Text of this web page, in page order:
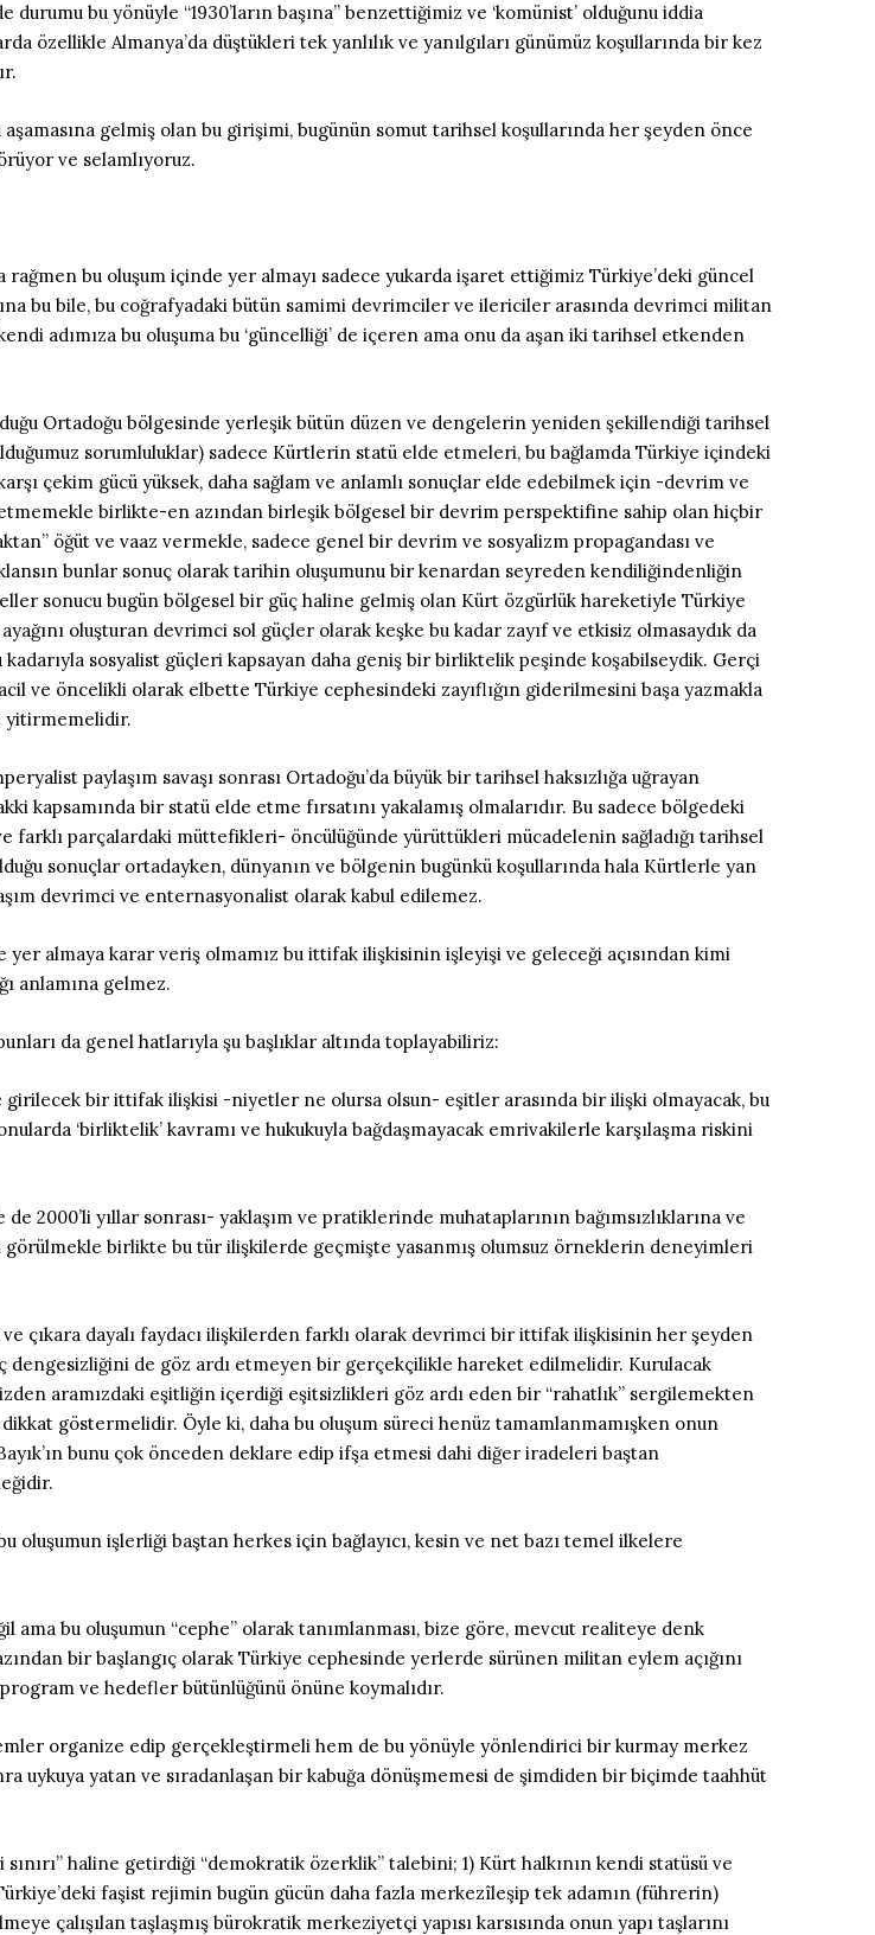
bu yönüyle “1930’ların başına” benzettiğimiz ve ‘komünist’ olduğunu iddia
özellikle Almanya’da düştükleri tek yanlılık ve yanılgıları günümüz koşullarında bir kez
gelmiş olan bu girişimi, bugünün somut tarihsel koşullarında her şeyden önce
ve selamlıyoruz.
rağmen bu oluşum içinde yer almayı sadece yukarda işaret ettiğimiz Türkiye’deki güncel
bu bile, bu coğrafyadaki bütün samimi devrimciler ve ilericiler arasında devrimci militan
adımıza bu oluşuma bu ‘güncelliği’ de içeren ama onu da aşan iki tarihsel etkenden
Ortadoğu bölgesinde yerleşik bütün düzen ve dengelerin yeniden şekillendiği tarihsel
sorumluluklar) sadece Kürtlerin statü elde etmeleri, bu bağlamda Türkiye içindeki
çekim gücü yüksek, daha sağlam ve anlamlı sonuçlar elde edebilmek için -devrim ve
birlikte-en azından birleşik bölgesel bir devrim perspektifine sahip olan hiçbir
öğüt ve vaaz vermekle, sadece genel bir devrim ve sosyalizm propagandası ve
bunlar sonuç olarak tarihin oluşumunu bir kenardan seyreden kendiliğindenliğin
sonucu bugün bölgesel bir güç haline gelmiş olan Kürt özgürlük hareketiyle Türkiye
oluşturan devrimci sol güçler olarak keşke bu kadar zayıf ve etkisiz olmasaydık da
sosyalist güçleri kapsayan daha geniş bir birliktelik peşinde koşabilseydik. Gerçi
ve öncelikli olarak elbette Türkiye cephesindeki zayıflığın giderilmesini başa yazmakla
yitirmemelidir.
paylaşım savaşı sonrası Ortadoğu’da büyük bir tarihsel haksızlığa uğrayan
bir statü elde etme fırsatını yakalamış olmalarıdır. Bu sadece bölgedeki
farklı parçalardaki müttefikleri- öncülüğünde yürüttükleri mücadelenin sağladığı tarihsel
sonuçlar ortadayken, dünyanın ve bölgenin bugünkü koşullarında hala Kürtlerle yan
devrimci ve enternasyonalist olarak kabul edilemez.
yer almaya karar veriş olmamız bu ittifak ilişkisinin işleyişi ve geleceği açısından kimi
anlamına gelmez.
da genel hatlarıyla şu başlıklar altında toplayabiliriz:
bir ittifak ilişkisi -niyetler ne olursa olsun- eşitler arasında bir ilişki olmayacak, bu
‘birliktelik’ kavramı ve hukukuyla bağdaşmayacak emrivakilerle karşılaşma riskini
yıllar sonrası- yaklaşım ve pratiklerinde muhataplarının bağımsızlıklarına ve
birlikte bu tür ilişkilerde geçmişte yasanmış olumsuz örneklerin deneyimleri
çıkara dayalı faydacı ilişkilerden farklı olarak devrimci bir ittifak ilişkisinin her şeyden
dengesizliğini de göz ardı etmeyen bir gerçekçilikle hareket edilmelidir. Kurulacak
aramızdaki eşitliğin içerdiği eşitsizlikleri göz ardı eden bir “rahatlık” sergilemekten
göstermelidir. Öyle ki, daha bu oluşum süreci henüz tamamlanmamışken onun
bunu çok önceden deklare edip ifşa etmesi dahi diğer iradeleri baştan
oluşumun işlerliği baştan herkes için bağlayıcı, kesin ve net bazı temel ilkelere
ama bu oluşumun “cephe” olarak tanımlanması, bize göre, mevcut realiteye denk
bir başlangıç olarak Türkiye cephesinde yerlerde sürünen militan eylem açığını
ve hedefler bütünlüğünü önüne koymalıdır.
organize edip gerçekleştirmeli hem de bu yönüyle yönlendirici bir kurmay merkez
uykuya yatan ve sıradanlaşan bir kabuğa dönüşmemesi de şimdiden bir biçimde taahhüt
haline getirdiği “demokratik özerklik” talebini; 1) Kürt halkının kendi statüsü ve
faşist rejimin bugün gücün daha fazla merkezîleşip tek adamın (führerin)
çalışılan taşlaşmış bürokratik merkeziyetçi yapısı karsısında onun yapı taşlarını